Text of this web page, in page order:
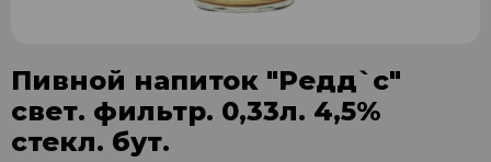
Пивной напиток "Редд`с"
свет. фильтр. 0,33л. 4,5%
стекл. бут.